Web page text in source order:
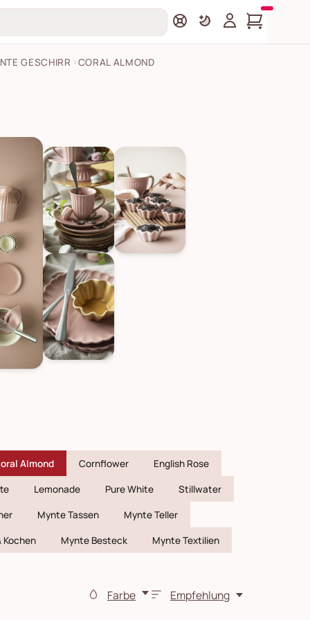
GESCHIRR CORAL ALMOND
Almond Cornflower
English Rose
Lemonade Pure White
Stillwater
Mynte Tassen
Mynte Teller
Kochen Mynte Besteck Mynte Textilien
Farbe Empfehlung